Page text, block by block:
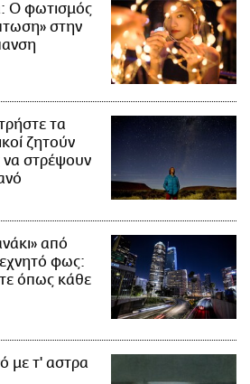
Ο φωτισμός
στην
τα
ζητούν
στρέψουν
από
φως:
όπως κάθε
με τ' αστρα